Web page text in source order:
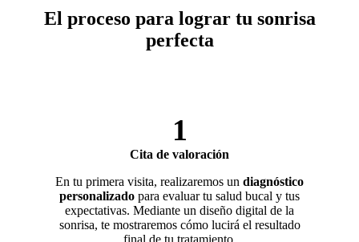
El proceso para lograr tu sonrisa
perfecta
1
Cita de valoración
En tu primera visita, realizaremos un diagnóstico
personalizado para evaluar tu salud bucal y tus
expectativas. Mediante un diseño digital de la
sonrisa, te mostraremos cómo lucirá el resultado